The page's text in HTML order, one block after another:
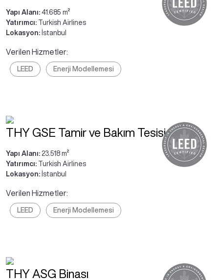
Yapı Alanı: 41.685 m²
Yatırımcı: Turkish Airlines
Lokasyon: İstanbul
Verilen Hizmetler:
LEED Enerji Modellemesi
THY GSE Tamir ve Bakım Tesisi
Yapı Alanı: 23.518 m²
Yatırımcı: Turkish Airlines
Lokasyon: İstanbul
Verilen Hizmetler:
LEED Enerji Modellemesi
THY ASG Binası